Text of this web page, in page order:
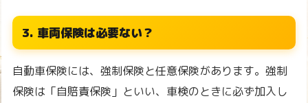
3. 車両保険は必要ない？
自動車保険には、強制保険と任意保険があります。強制
保険は「自賠責保険」といい、車検のときに必ず加入し